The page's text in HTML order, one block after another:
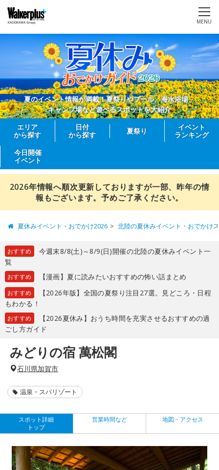
MENU
夏のイベント情報が満載！夏祭りやプール、海水浴場、
キャンプ場など遊べるスポットを大紹介
エリア
から探す
日付
から探す
夏祭り
イベント
ランキング
今日開催
イベント
2026年情報へ順次更新しておりますが一部、昨年の情
報もございます。予めご了承ください。
夏休みイベント・おでかけ2026 北陸の夏休みイベント・おでかけ
おすすめ
今週末8/8(土)～8/9(日)開催の北陸の夏休みイベント一
覧
おすすめ 【漫画】夏に読みたいおすすめの怖い話まとめ
おすすめ
【2026年版】全国の夏祭り注目27選。見どころ・日程
もわかる！
おすすめ
【2026夏休み】おうち時間を充実させるおすすめの過
ごし方ガイド
みどりの宿 萬松閣
石川県加賀市
温泉・スパリゾート
スポット詳細
トップ
営業時間など 地図・アクセス